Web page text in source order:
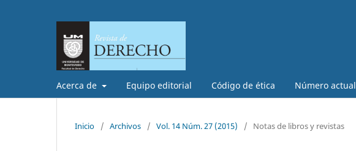
Acerca de Equipo editorial Código de ética Número actual
Inicio / Archivos / Vol. 14 Núm. 27 (2015) / Notas de libros y revistas